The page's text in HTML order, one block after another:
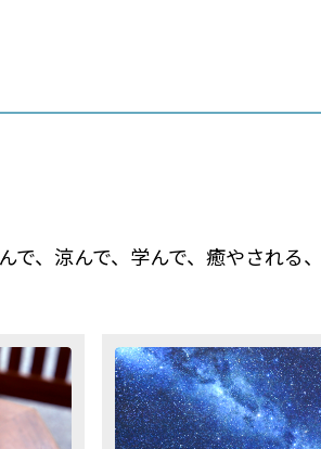
、涼んで、学んで、癒やされる